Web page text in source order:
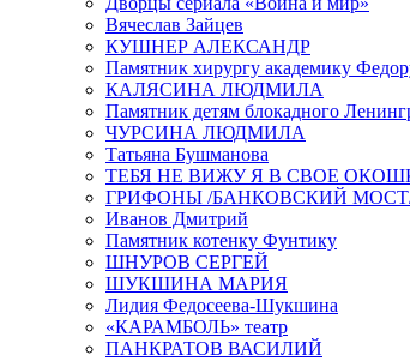
Вячеслав Зайцев
КУШНЕР АЛЕКСАНДР
Памятник хирургу академику
КАЛЯСИНА ЛЮДМИЛА
Памятник детям блокадного
ЧУРСИНА ЛЮДМИЛА
Татьяна Бушманова
ТЕБЯ НЕ ВИЖУ Я В СВОЕ
ГРИФОНЫ /БАНКОВСКИЙ
Иванов Дмитрий
Памятник котенку Фунтику
ШНУРОВ СЕРГЕЙ
ШУКШИНА МАРИЯ
Лидия Федосеева-Шукшина
«КАРАМБОЛЬ» театр
ПАНКРАТОВ ВАСИЛИЙ